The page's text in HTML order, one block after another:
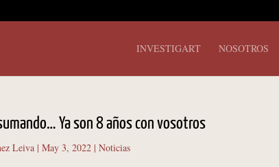
INVESTIGART NOSOTROS
Ya son 8 años con vosotros
Leiva| May 3, 2022| Noticias